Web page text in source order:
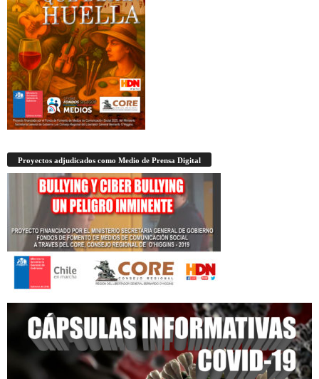
Proyectos adjudicados como Medio de Prensa Digital